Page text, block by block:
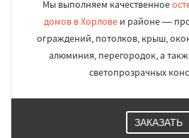
Мы выполняем качественное
домов в Хорлове и районе —
ограждений, потолков, крыш,
алюминия, перегородок, а
светопрозрачных
ЗАКАЗАТЬ